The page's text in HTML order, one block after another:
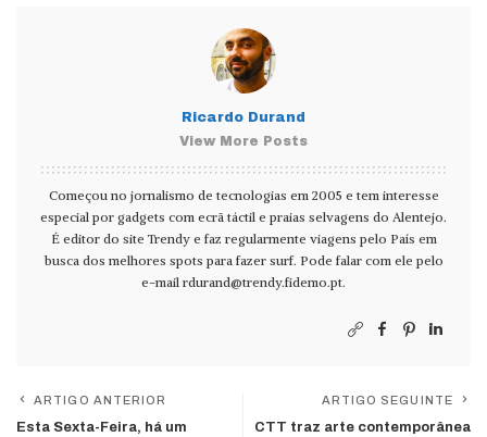
Ricardo Durand
View More Posts
Começou no jornalismo de tecnologias em 2005 e tem interesse
especial por gadgets com ecrã táctil e praias selvagens do Alentejo.
É editor do site Trendy e faz regularmente viagens pelo País em
busca dos melhores spots para fazer surf. Pode falar com ele pelo
e-mail rdurand@trendy.fidemo.pt.
ARTIGO ANTERIOR
Esta Sexta-Feira, há um
ARTIGO SEGUINTE
CTT traz arte contemporânea